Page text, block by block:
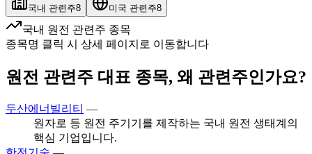
국내 관련주8 미국 관련주8
국내 원전 관련주 종목
종목명 클릭 시 상세 페이지로 이동합니다
원전 관련주 대표 종목, 왜 관련주인가요?
두산에너빌리티 —
원자로 등 원전 주기기를 제작하는 국내 원전 생태계의
핵심 기업입니다.